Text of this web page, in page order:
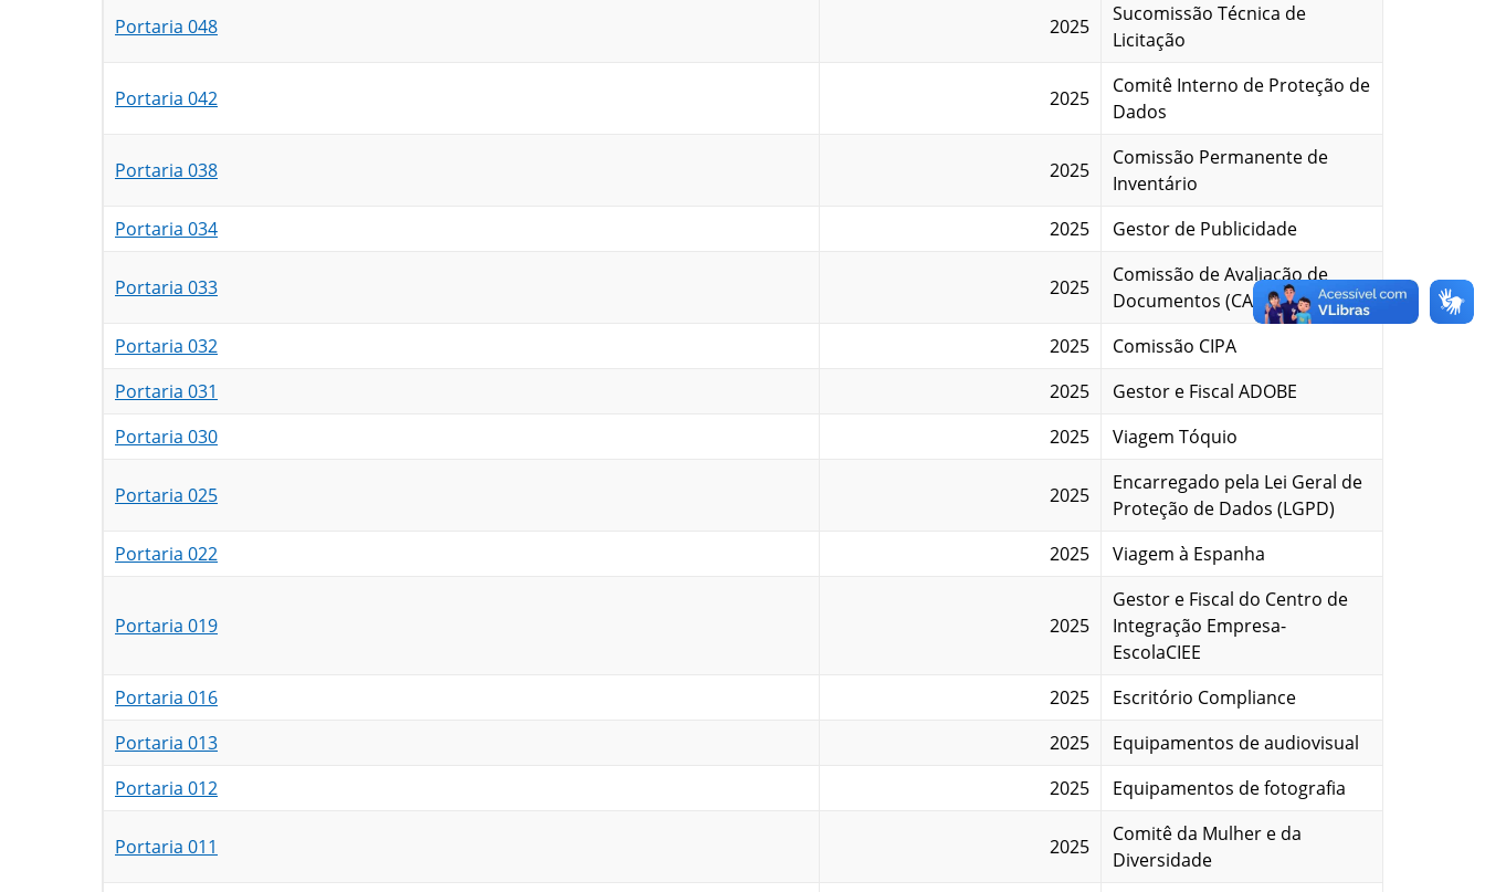
Portaria 048 2025
Sucomissão Técnica de
Licitação
Portaria 042 2025
Comitê Interno de Proteção de
Dados
Portaria 038 2025
Comissão Permanente de
Inventário
Portaria 034
2025 Gestor de Publicidade
Portaria 033 2025
Comissão de Avaliação de
Documentos (CADA)
Portaria 032
2025
Comissão CIPA
Portaria 031
2025
Gestor e Fiscal ADOBE
Portaria 030
2025 Viagem Tóquio
Portaria 025 2025
Encarregado pela Lei Geral de
Proteção de Dados (LGPD)
Portaria 022
2025 Viagem à Espanha
Portaria 019 2025
Gestor e Fiscal do Centro de
Integração Empresa-
EscolaCIEE
Portaria 016
2025
Escritório Compliance
Portaria 013
2025
Equipamentos de audiovisual
Portaria 012
2025 Equipamentos de fotografia
Portaria 011 2025
Comitê da Mulher e da
Diversidade